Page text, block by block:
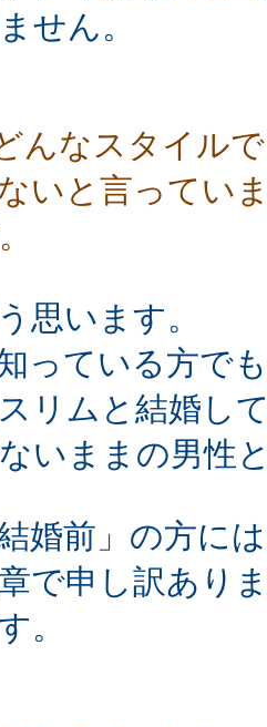
せん。
んなスタイル
いと言ってい
思います。
っている方で
リムと結婚し
いままの男性
婚前」の方に
で申し訳あり
。